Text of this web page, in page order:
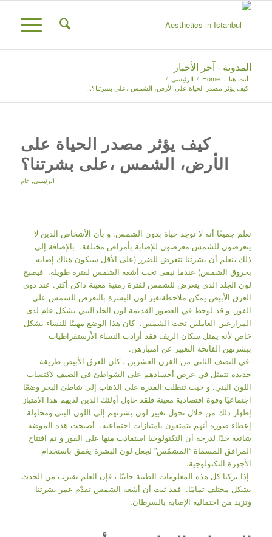
المدونة - آخر الأخبار
أنت هنا .. Home
/ الرئيسي /
كيف يؤثر مصدر الحياة على الأرض، الشمس ،على بشرتنا؟...
كيف يؤثر مصدر الحياة على
الأرض، الشمس ،على بشرتنا؟
الرئيسي, عام
نعلم جميعًا أنه لا توجد حياة بدون الشمس. و بأن الأشخاص الذين لا
يتعرضون للشمس معرضون للإصابة بأمراض مختلفة. بالإضافة إلى
ذلك ،نعلم أن بشرتنا تتعرض للضرر (على الأقل سيكون هناك إصابة
بحروق الشمس) عندما نبقى تحت أشعة الشمس لفترة طويلة. فيصبح
لون الجلد الذي يتعرض للشمس لفترة زمنية معينة داكن أكثر. عند ذوي
العرق الأبيض يمكن ملاحظةتغير لون البشرة بالتعرض للشمس على
الفور. و قد لوحظ في العصور القديمة لون الجلدالبني بشكل عام لدى
المزارعين العاملين تحت الشمس. كان هذا الوضع مهينًا للنساء بشكل
خاص لأنه يمثل سكان الريف فقد أرادت النساء الأرستقراطيات
ببشرتهن الفاتحة التعبير عن امتيازهن.
في النصف الثاني من القرن العشرين ، كان للعرق الأبيض طريقة
جديدة تتمثل في عرض أجسادهم على الشواطئ في الصيف لاكتساب
اللون البني. و حيث تتطلب القدرة على الذهاب إلى شاطئ البحر وضعًا
اجتماعيًا وقوة اقتصادية معينة فلقد حاول أولئك الذين لديهم هذا الامتياز
إظهار ذلك من خلال تحول تغيير لون بشرتهم إلى اللون البني ومحاولة
إعطاء صورة أنهم يتمتعون بامتيازات اجتماعية. أصبحت هذه الموضة
شائعة جدًا لدرجة أن التكنولوجيا استفادت منها على الفور و تم افتتاح
المرافق المسماة “المشمّس” لجعل لون البشرة يغمق باستخدام
الأجهزة التكنولوجية.
إذا تركنا كل هذه المعلومات الطبية جانبًا ، فإن العلم يقترب من الحدث
بشكل مختلف تمامًا. فقد ثبت أن أشعة الشمس تقدّم عمر بشرتنا
وتزيد من احتمالية الإصابة بالسرطان.